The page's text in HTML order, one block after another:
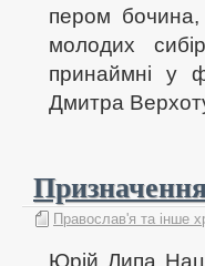
пером
молодих
принаймні у
Дмитра
Православ'я та інше
Юрій Липа